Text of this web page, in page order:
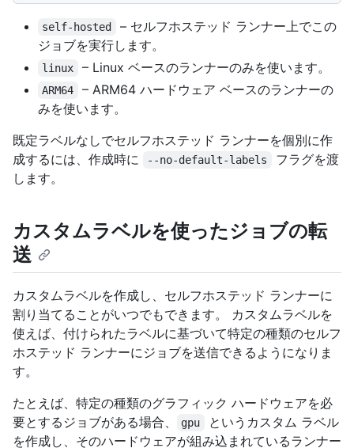
self-hosted
– セルフホステッド ランナー上でこの
ジョブを実行します。
linux – Linux ベースのランナーのみを使います。
ARM64
– ARM64 ハードウェア ベースのランナーの
みを使います。
既定ラベルなしでセルフホステッド ランナーを個別に作
成するには、作成時に
--no-default-labels
フラグを渡
します。
カスタムラベルを使ったジョブの転
送
カスタムラベルを作成し、セルフホステッド ランナーに
割り当てることがいつでもできます。 カスタムラベルを
使えば、付けられたラベルに基づいて特定の種類のセルフ
ホステッド ランナーにジョブを送信できるようになりま
す。
たとえば、特定の種類のグラフィック ハードウェアを必
要とするジョブがある場合、
gpu
というカスタム ラベル
を作成し、そのハードウェアが組み込まれているランナー